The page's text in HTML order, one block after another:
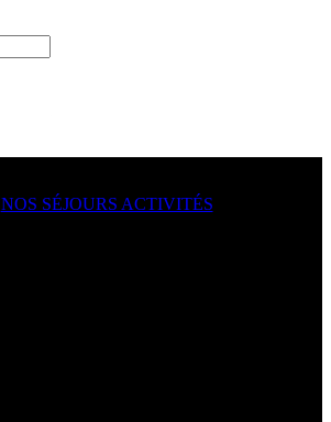
NOS SÉJOURS ACTIVITÉS